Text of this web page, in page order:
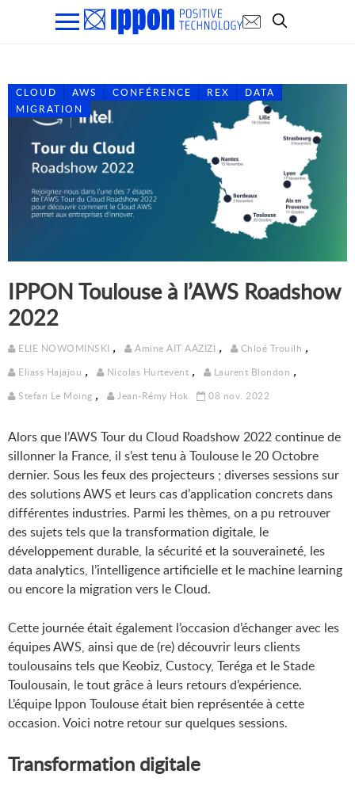
CLOUD AWS CONFÉRENCE REX
DATA
MIGRATION
IPPON Toulouse à l’AWS Roadshow
2022
ELIE NOWOMINSKI , Amine AIT AAZIZI , Chloé Trouilh ,
Eliass Hajajou , Nicolas Hurtevent , Laurent Blondon ,
Stefan Le Moing , Jean-Rémy Hok 08 nov. 2022
Alors que l’AWS Tour du Cloud Roadshow 2022 continue de
sillonner la France, il s’est tenu à Toulouse le 20 Octobre
dernier. Sous les feux des projecteurs ; diverses sessions sur
des solutions AWS et leurs cas d’application concrets dans
différentes industries. Parmi les thèmes, on a pu retrouver
des sujets tels que la transformation digitale, le
développement durable, la sécurité et la souveraineté, les
data analytics, l’intelligence artificielle et le machine learning
ou encore la migration vers le Cloud.
Cette journée était également l’occasion d’échanger avec les
équipes AWS, ainsi que de (re) découvrir leurs clients
toulousains tels que Keobiz, Custocy, Teréga et le Stade
Toulousain, le tout grâce à leurs retours d’expérience.
L’équipe Ippon Toulouse était bien représentée à cette
occasion. Voici notre retour sur quelques sessions.
Transformation digitale